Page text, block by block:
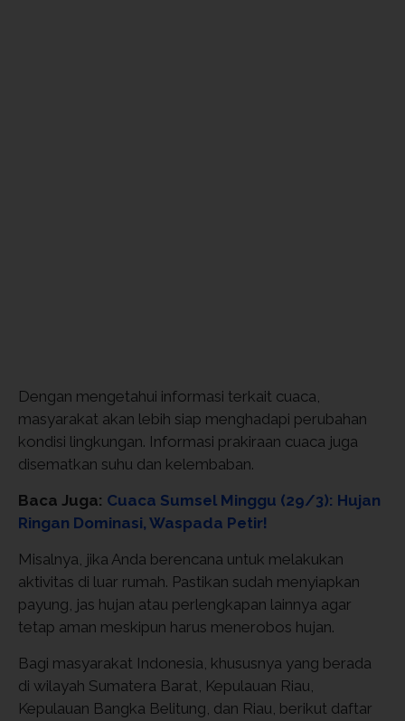
Dengan mengetahui informasi terkait cuaca,
masyarakat akan lebih siap menghadapi perubahan
kondisi lingkungan. Informasi prakiraan cuaca juga
disematkan suhu dan kelembaban.
Baca Juga: Cuaca Sumsel Minggu (29/3): Hujan
Ringan Dominasi, Waspada Petir!
Misalnya, jika Anda berencana untuk melakukan
aktivitas di luar rumah. Pastikan sudah menyiapkan
payung, jas hujan atau perlengkapan lainnya agar
tetap aman meskipun harus menerobos hujan.
Bagi masyarakat Indonesia, khususnya yang berada
di wilayah Sumatera Barat, Kepulauan Riau,
Kepulauan Bangka Belitung, dan Riau, berikut daftar